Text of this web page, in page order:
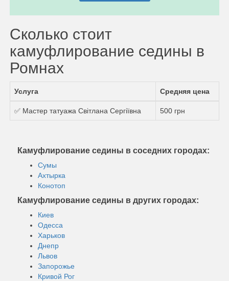
Сколько стоит
камуфлирование седины в
Ромнах
Услуга Средняя цена
✅ Мастер татуажа Світлана Сергіївна 500 грн
Камуфлирование седины в соседних городах:
Сумы
Ахтырка
Конотоп
Камуфлирование седины в других городах:
Киев
Одесса
Харьков
Днепр
Львов
Запорожье
Кривой Рог